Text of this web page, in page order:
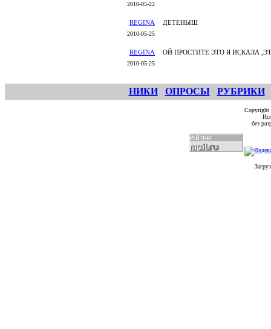
2010-05-22
REGINA
2010-05-25
ДЕТЕНЫШ
REGINA
2010-05-25
ОЙ ПРОСТИТЕ ЭТО Я ИСКАЛА
НИКИ ОПРОСЫ РУБРИКИ
без